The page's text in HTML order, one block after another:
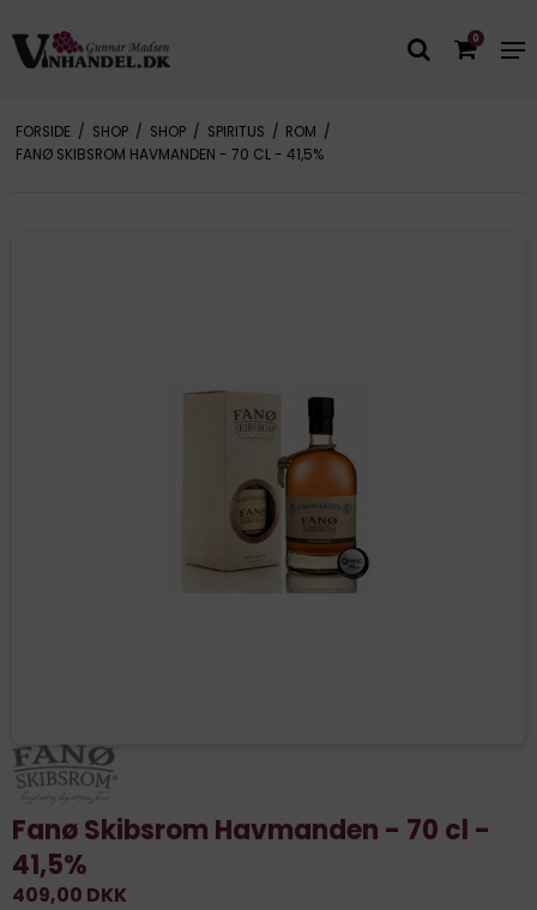
0
FORSIDE / SHOP / SHOP / SPIRITUS / ROM /
FANØ SKIBSROM HAVMANDEN - 70 CL - 41,5%
Fanø Skibsrom Havmanden - 70 cl -
41,5%
409,00 DKK